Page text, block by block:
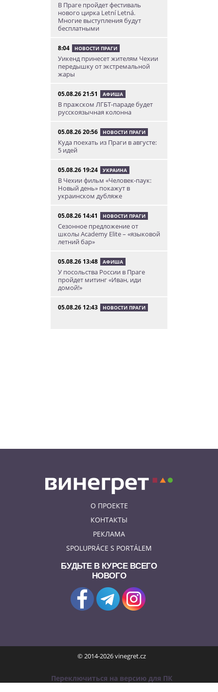
В Праге пройдет фестиваль
нового цирка Letní Letná.
Многие выступления будут
бесплатными
8:04 НОВОСТИ ПРАГИ
Уикенд принесет жителям Чехии
передышку от экстремальной
жары
05.08.26 21:51 АФИША
В пражском ЛГБТ-параде будет
русскоязычная колонна
05.08.26 20:56 НОВОСТИ ПРАГИ
Куда поехать из Праги в августе:
5 идей
05.08.26 19:24 УКРАИНА
В Чехии фильм «Человек-паук:
Новый день» покажут в
украинском дубляже
05.08.26 14:41 НОВОСТИ ПРАГИ
Сезонное предложение от
школы Academy Elite – «языковой
летний бар»
05.08.26 13:48 АФИША
У посольства России в Праге
пройдет митинг «Иван, иди
домой!»
05.08.26 12:43 НОВОСТИ ПРАГИ
О ПРОЕКТЕ
КОНТАКТЫ
РЕКЛАМА
SPOLUPRÁCE S PORTÁLEM
БУДЬТЕ В КУРСЕ ВСЕГО
НОВОГО
© 2014-2026 vinegret.cz
Переключиться на версию для ПК